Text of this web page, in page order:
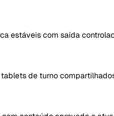
estáveis com saída
de turno